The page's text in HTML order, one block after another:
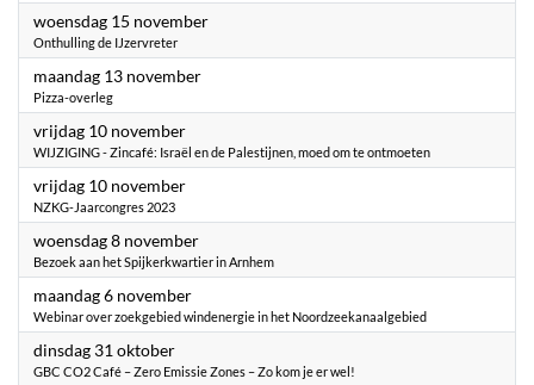
woensdag 15 november2023
Onthulling de IJzervreter
maandag 13 november2023
Pizza-overleg
vrijdag 10 november2023
WIJZIGING - Zincafé: Israël en de Palestijnen, moed om te ontmoeten
vrijdag 10 november2023
NZKG-Jaarcongres 2023
woensdag 8 november2023
Bezoek aan het Spijkerkwartier in Arnhem
maandag 6 november2023
Webinar over zoekgebied windenergie in het Noordzeekanaalgebied
dinsdag 31 oktober2023
GBC CO2 Café – Zero Emissie Zones – Zo kom je er wel!